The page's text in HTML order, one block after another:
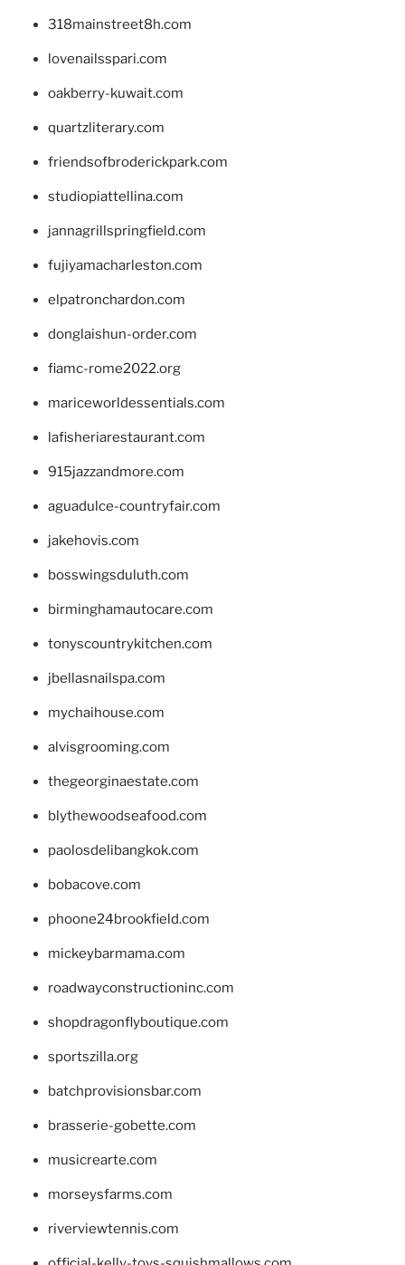
318mainstreet8h.com
lovenailsspari.com
oakberry-kuwait.com
quartzliterary.com
friendsofbroderickpark.com
studiopiattellina.com
jannagrillspringfield.com
fujiyamacharleston.com
elpatronchardon.com
donglaishun-order.com
fiamc-rome2022.org
mariceworldessentials.com
lafisheriarestaurant.com
915jazzandmore.com
aguadulce-countryfair.com
jakehovis.com
bosswingsduluth.com
birminghamautocare.com
tonyscountrykitchen.com
jbellasnailspa.com
mychaihouse.com
alvisgrooming.com
thegeorginaestate.com
blythewoodseafood.com
paolosdelibangkok.com
bobacove.com
phoone24brookfield.com
mickeybarmama.com
roadwayconstructioninc.com
shopdragonflyboutique.com
sportszilla.org
batchprovisionsbar.com
brasserie-gobette.com
musicrearte.com
morseysfarms.com
riverviewtennis.com